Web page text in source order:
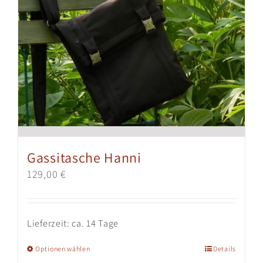
Gassitasche Hanni
129,00 €
Lieferzeit:ca. 14 Tage
Optionen wählenDieses
Details